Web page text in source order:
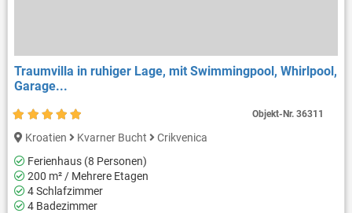
Traumvilla in ruhiger Lage, mit Swimmingpool, Whirlpool,
Garage...
Kroatien Kvarner Bucht
Crikvenica
Ferienhaus (8 Personen)
200 m² / Mehrere Etagen
4 Schlafzimmer
4 Badezimmer
Objekt-Nr.36311